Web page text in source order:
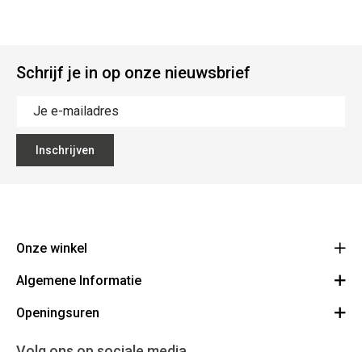
Schrijf je in op onze nieuwsbrief
Inschrijven
Onze winkel
Ecoflora
1500 Halle
Algemene Informatie
Vacatures
Openingsuren
Maandag : gesloten